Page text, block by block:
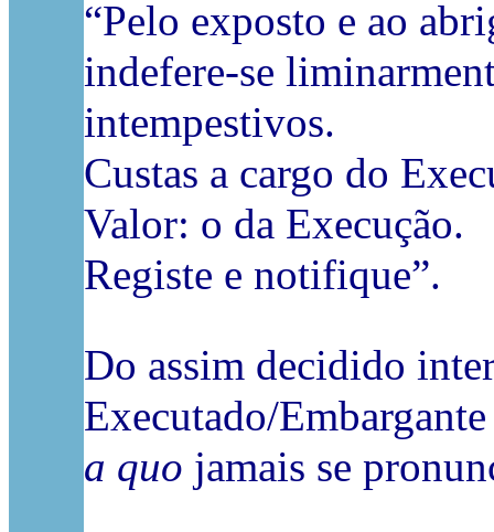
“Pelo exposto e ao
indefere-se
intempestivos.
Custas a cargo do
Valor: o da Execução.
Registe e notifique”.
Do assim decidido
Executado/
a quo jamais se